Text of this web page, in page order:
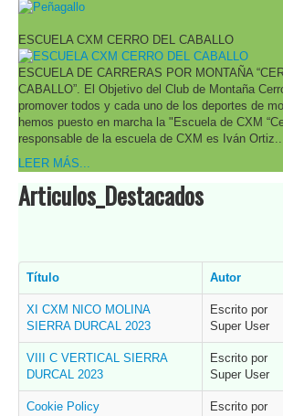
ESCUELA CXM CERRO DEL CABALLO
ESCUELA DE CARRERAS POR MONTAÑA
CABALLO”. El Objetivo del Club de Montaña
promover todos y cada uno de los deportes de
hemos puesto en marcha la "Escuela de CXM
responsable de la escuela de CXM es Iván
LEER MÁS...
Articulos_Destacados
Título Autor
XI CXM NICO MOLINA
SIERRA DURCAL 2023
Escrito por
Super User
VIII C VERTICAL SIERRA
DURCAL 2023
Escrito por
Super User
Cookie Policy
Escrito por